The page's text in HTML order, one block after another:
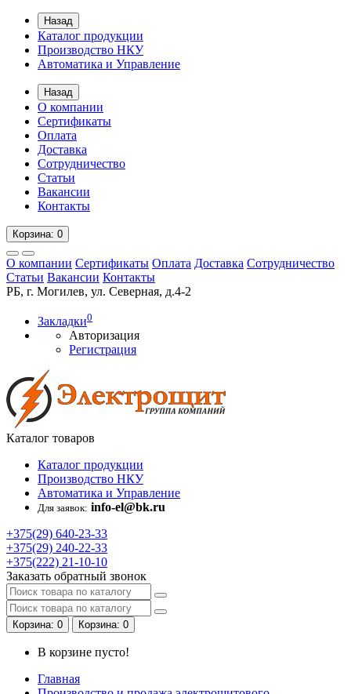
Назад
Каталог продукции
Производство НКУ
Автоматика и Управление
Назад
О компании
Сертификаты
Оплата
Доставка
Сотрудничество
Статьи
Вакансии
Контакты
Корзина: 0
О компании Сертификаты Оплата Доставка Сотрудничество
Статьи Вакансии Контакты
РБ, г. Могилев, ул. Северная, д.4-2
Закладки0
Авторизация
Регистрация
Каталог товаров
Каталог продукции
Производство НКУ
Автоматика и Управление
Для заявок: info-el@bk.ru
+375(29) 640-23-33
+375(29) 240-22-33
+375(222) 21-10-10
Заказать обратный звонок
Корзина: 0 Корзина: 0
В корзине пусто!
Главная